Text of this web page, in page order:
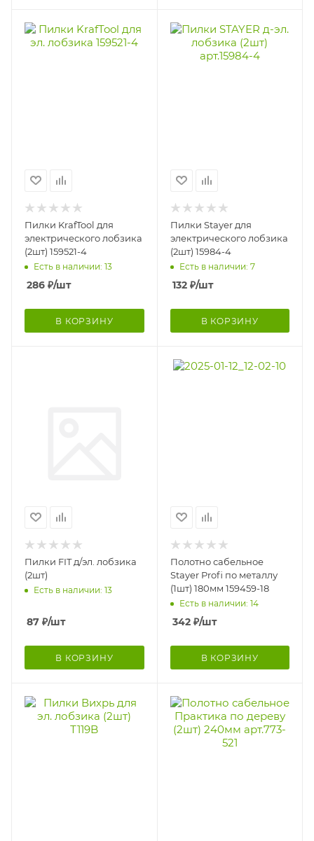
Пилки KrafTool для
электрического лобзика
(2шт) 159521-4
Есть в наличии: 13
286 ₽/шт
В КОРЗИНУ
Пилки Stayer для
электрического лобзика
(2шт) 15984-4
Есть в наличии: 7
132₽/шт
В КОРЗИНУ
Пилки FIT д/эл. лобзика
(2шт)
Есть в наличии: 13
87 ₽/шт
В КОРЗИНУ
Полотно сабельное
Stayer Profi по металлу
(1шт) 180мм 159459-18
Есть в наличии: 14
342₽/шт
В КОРЗИНУ